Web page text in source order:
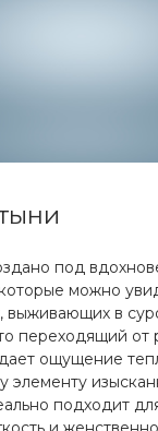
под
можно
выживающих в
переходящий от
ощущение
элементу
подходит